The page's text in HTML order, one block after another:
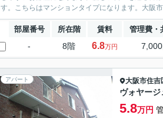
す。こちらはマンションタイプになります。大阪
部屋番号 所在階 賃料 管理費・
- 8階 6.8万円 7,000
アパート 大阪市住吉
ヴォヤージ
5.8万円